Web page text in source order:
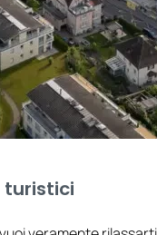
turistici